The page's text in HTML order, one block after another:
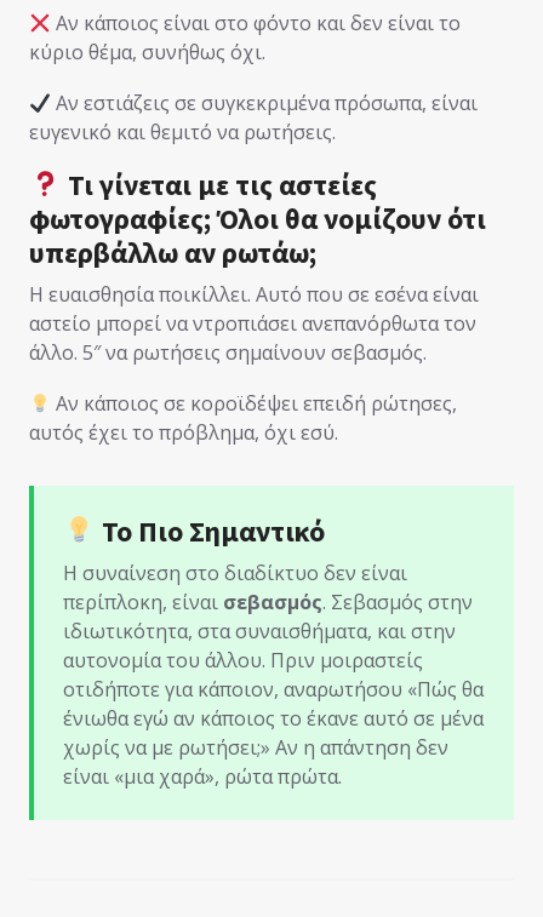
Αν κάποιος είναι στο φόντο και δεν είναι το
κύριο θέμα, συνήθως όχι.
Αν εστιάζεις σε συγκεκριμένα πρόσωπα, είναι
ευγενικό και θεμιτό να ρωτήσεις.
Τι γίνεται με τις αστείες
φωτογραφίες; Όλοι θα νομίζουν ότι
υπερβάλλω αν ρωτάω;
Η ευαισθησία ποικίλλει. Αυτό που σε εσένα είναι
αστείο μπορεί να ντροπιάσει ανεπανόρθωτα τον
άλλο. 5″ να ρωτήσεις σημαίνουν σεβασμός.
Αν κάποιος σε κοροϊδέψει επειδή ρώτησες,
αυτός έχει το πρόβλημα, όχι εσύ.
Το Πιο Σημαντικό
Η συναίνεση στο διαδίκτυο δεν είναι
περίπλοκη, είναι σεβασμός. Σεβασμός στην
ιδιωτικότητα, στα συναισθήματα, και στην
αυτονομία του άλλου. Πριν μοιραστείς
οτιδήποτε για κάποιον, αναρωτήσου «Πώς θα
ένιωθα εγώ αν κάποιος το έκανε αυτό σε μένα
χωρίς να με ρωτήσει;» Αν η απάντηση δεν
είναι «μια χαρά», ρώτα πρώτα.